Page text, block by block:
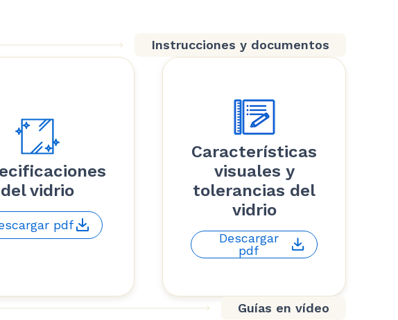
Instrucciones y documentos
del vidrio
pdf
Características
visuales y
tolerancias del
vidrio
Descargar
pdf
Guías en vídeo